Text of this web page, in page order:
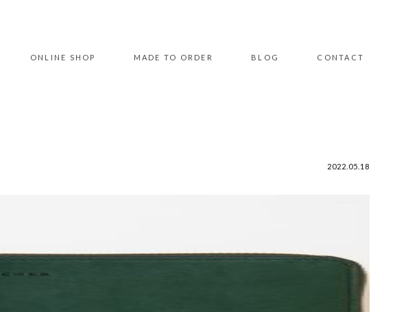
ONLINE SHOP MADE TO ORDER BLOG CONTACT
2022.05.18